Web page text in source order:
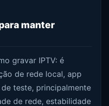
manter
gravar IPTV: é
de rede local, app
teste, principalmente
de rede, estabilidade